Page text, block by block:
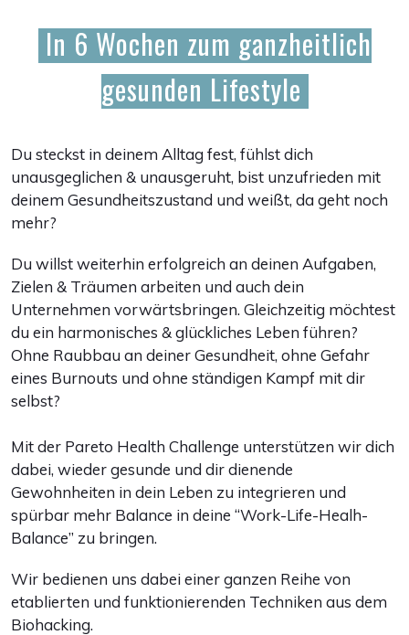
In 6 Wochen zum ganzheitlich
gesunden Lifestyle
Du steckst in deinem Alltag fest, fühlst dich
unausgeglichen & unausgeruht, bist unzufrieden mit
deinem Gesundheitszustand und weißt, da geht noch
mehr?
Du willst weiterhin erfolgreich an deinen Aufgaben,
Zielen & Träumen arbeiten und auch dein
Unternehmen vorwärtsbringen. Gleichzeitig möchtest
du ein harmonisches & glückliches Leben führen?
Ohne Raubbau an deiner Gesundheit, ohne Gefahr
eines Burnouts und ohne ständigen Kampf mit dir
selbst?
Mit der Pareto Health Challenge unterstützen wir dich
dabei, wieder gesunde und dir dienende
Gewohnheiten in dein Leben zu integrieren und
spürbar mehr Balance in deine “Work-Life-Healh-
Balance” zu bringen.
Wir bedienen uns dabei einer ganzen Reihe von
etablierten und funktionierenden Techniken aus dem
Biohacking.